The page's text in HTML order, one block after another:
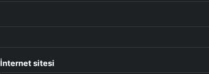
İnternet sitesi